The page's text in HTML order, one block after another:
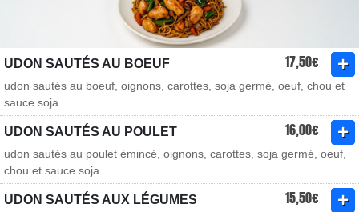
UDON SAUTÉS AU BOEUF 17,50€
udon sautés au boeuf, oignons, carottes, soja germé, oeuf, chou et
sauce soja
UDON SAUTÉS AU POULET 16,00€
udon sautés au poulet émincé, oignons, carottes, soja germé, oeuf,
chou et sauce soja
UDON SAUTÉS AUX LÉGUMES 15,50€